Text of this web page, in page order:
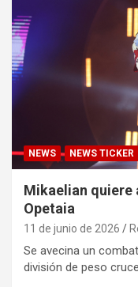
NEWS NEWS TICKER
Mikaelian quiere
Opetaia
11 de junio de 2026
Se avecina un
división de peso